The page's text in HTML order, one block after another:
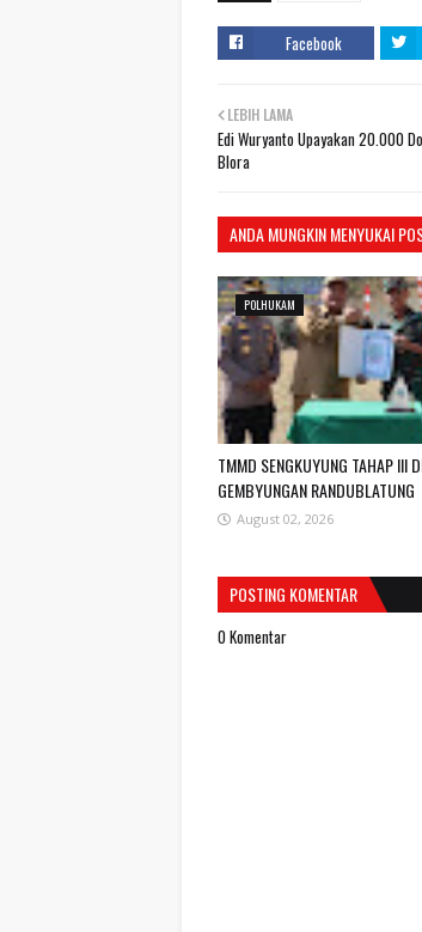
Facebook
LEBIH LAMA
Edi Wuryanto Upayakan 20.000
Blora
ANDA MUNGKIN MENYUKAI
POLHUKAM
TMMD SENGKUYUNG TAHAP III
GEMBYUNGAN RANDUBLATUNG
August 02, 2026
POSTING KOMENTAR
0 Komentar